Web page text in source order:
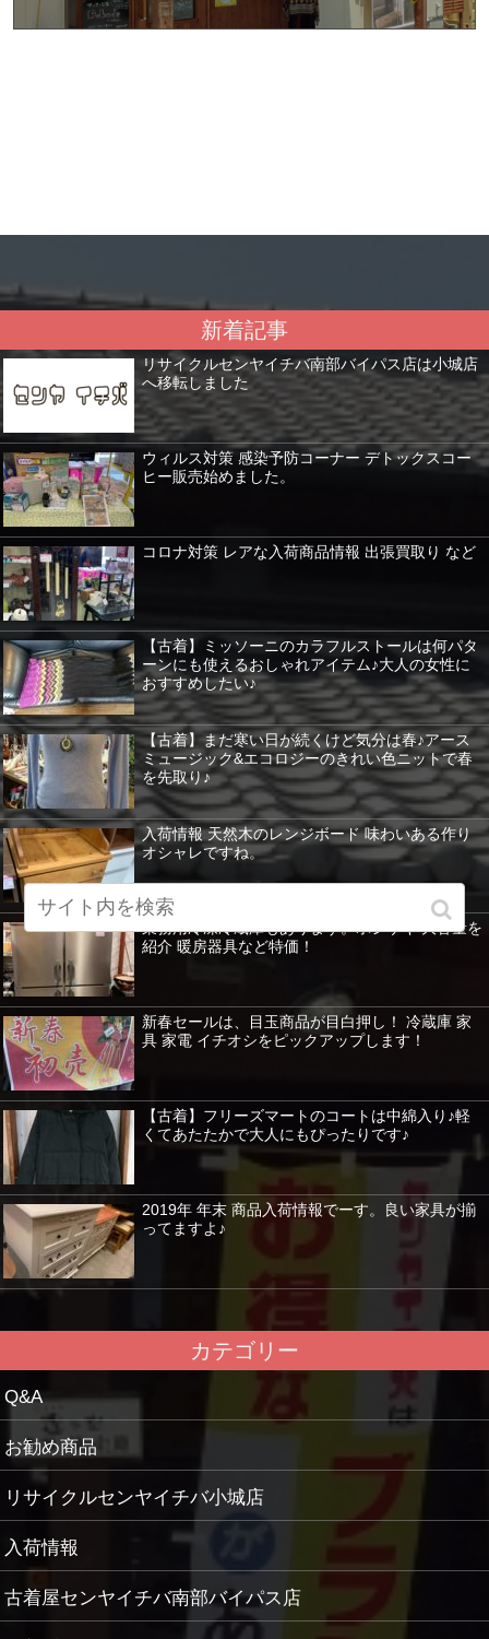
新着記事
リサイクルセンヤイチバ南部バイパス店は小城店
へ移転しました
ウィルス対策 感染予防コーナー デトックスコー
ヒー販売始めました。
コロナ対策 レアな入荷商品情報 出張買取り など
【古着】ミッソーニのカラフルストールは何パタ
ーンにも使えるおしゃれアイテム♪大人の女性に
おすすめしたい♪
【古着】まだ寒い日が続くけど気分は春♪アース
ミュージック&エコロジーのきれい色ニットで春
を先取り♪
入荷情報 天然木のレンジボード 味わいある作り
オシャレですね。
業務用冷凍冷蔵庫もあります。ホシザキ 大容量を
紹介 暖房器具など特価！
新春セールは、目玉商品が目白押し！ 冷蔵庫 家
具 家電 イチオシをピックアップします！
【古着】フリーズマートのコートは中綿入り♪軽
くてあたたかで大人にもぴったりです♪
2019年 年末 商品入荷情報でーす。良い家具が揃
ってますよ♪
カテゴリー
Q&A
お勧め商品
リサイクルセンヤイチバ小城店
入荷情報
古着屋センヤイチバ南部バイパス店